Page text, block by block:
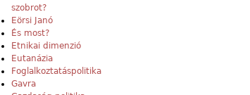
szobrot?
Eörsi Janó
És most?
Etnikai dimenzió
Eutanázia
Foglalkoztatáspolitika
Gavra